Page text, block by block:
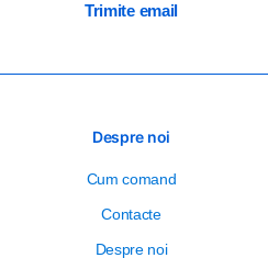
Trimite email
Despre noi
Cum comand
Contacte
Despre noi